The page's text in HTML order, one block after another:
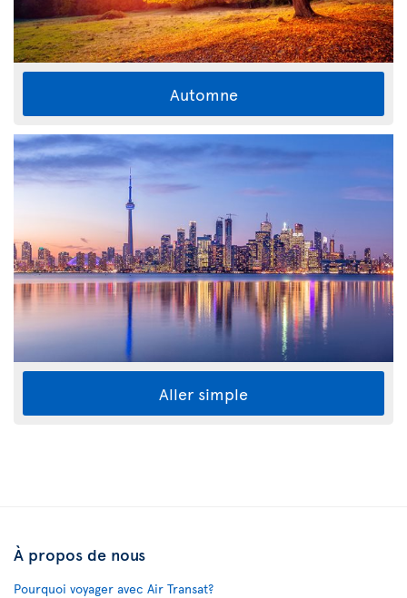
Automne
Aller simple
À propos de nous
Pourquoi voyager avec Air Transat?